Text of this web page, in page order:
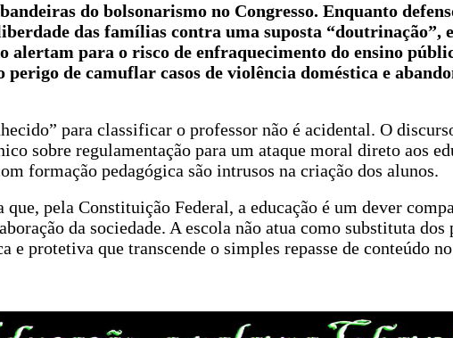
do bolsonarismo no Congresso. Enquanto
das famílias contra uma suposta “doutrinação”,
alertam para o risco de enfraquecimento do ensino
perigo de camuflar casos de violência doméstica e
para classificar o professor não é acidental. O
sobre regulamentação para um ataque moral direto aos
formação pedagógica são intrusos na criação dos alunos.
pela Constituição Federal, a educação é um dever
da sociedade. A escola não atua como substituta dos
e protetiva que transcende o simples repasse de conteúdo